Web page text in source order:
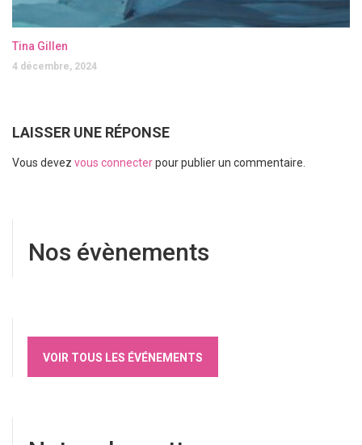
Tina Gillen
4 décembre, 2024
LAISSER UNE RÉPONSE
Vous devez vous connecterpour publier un commentaire.
Nos évènements
VOIR TOUS LES ÉVÉNEMENTS